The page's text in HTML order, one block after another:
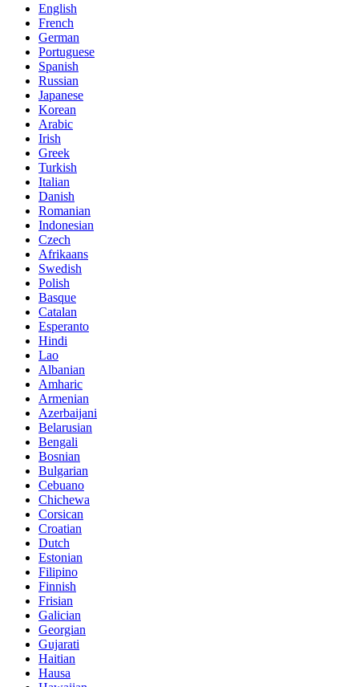
English
French
German
Portuguese
Spanish
Russian
Japanese
Korean
Arabic
Irish
Greek
Turkish
Italian
Danish
Romanian
Indonesian
Czech
Afrikaans
Swedish
Polish
Basque
Catalan
Esperanto
Hindi
Lao
Albanian
Amharic
Armenian
Azerbaijani
Belarusian
Bengali
Bosnian
Bulgarian
Cebuano
Chichewa
Corsican
Croatian
Dutch
Estonian
Filipino
Finnish
Frisian
Galician
Georgian
Gujarati
Haitian
Hausa